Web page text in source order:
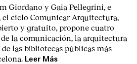
Giordano y Gaia Pellegrini, e
el ciclo Comunicar Arquitectura,
y gratuito, propone cuatro
la comunicación, la arquitectura
las bibliotecas públicas más
Leer Más